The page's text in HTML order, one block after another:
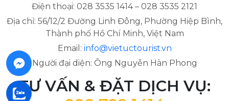
Điện thoại: 028 3535 1414 – 028 3535 2121
Địa chỉ: 56/12/2 Đường Linh Đông, Phường Hiệp Bình,
Thành phố Hồ Chí Minh, Việt Nam
Email: info@vietuctourist.vn
Người đại diện: Ông Nguyễn Hàn Phong
TƯ VẤN & ĐẶT DỊCH VỤ: